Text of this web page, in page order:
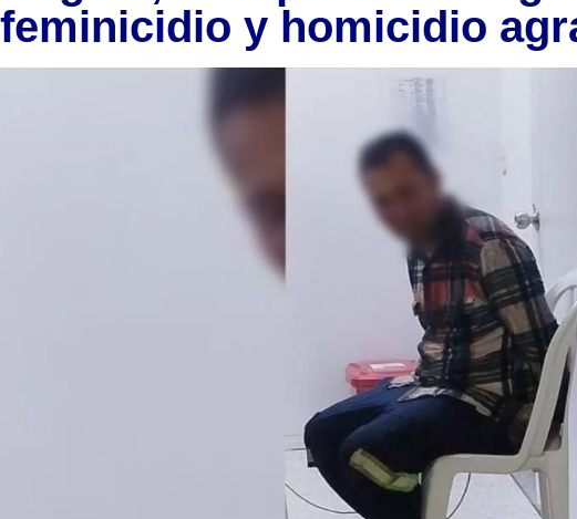
feminicidio y homicidio